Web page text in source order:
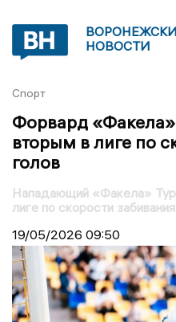
НОВОСТИ
Спорт
Форвард
вторым в лиге по
голов
Нападающий «Факела»
лиге по скорости
19/05/2026 09:50